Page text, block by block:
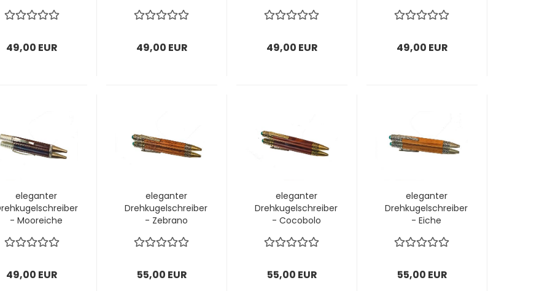
49,00 EUR 49,00 EUR 49,00 EUR 49,00 EUR
eleganter
- Mooreiche
49,00 EUR
eleganter
Drehkugelschreiber
- Zebrano
55,00 EUR
eleganter
Drehkugelschreiber
- Cocobolo
55,00 EUR
eleganter
Drehkugelschreiber
- Eiche
55,00 EUR